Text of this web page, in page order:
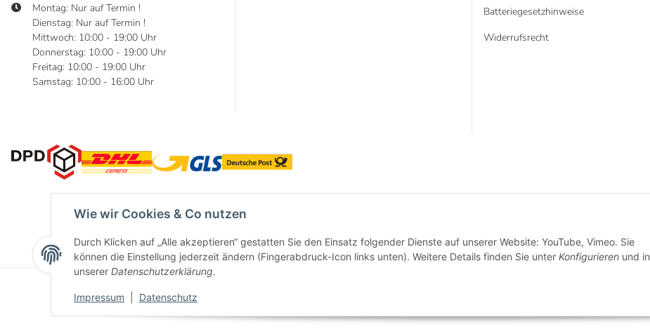
Wie wir Cookies & Co nutzen
Durch Klicken auf „Alle akzeptieren“ gestatten Sie den Einsatz folgender Dienste auf unserer Website: YouTube, Vimeo. Sie
können die Einstellung jederzeit ändern (Fingerabdruck-Icon links unten). Weitere Details finden Sie unter Konfigurieren und in
unserer Datenschutzerklärung.
Impressum Datenschutz
Montag: Nur auf Termin !
Dienstag: Nur auf Termin !
Mittwoch: 10:00 - 19:00 Uhr
Donnerstag: 10:00 - 19:00 Uhr
Freitag: 10:00 - 19:00 Uhr
Samstag: 10:00 - 16:00 Uhr
Batteriegesetzhinweise
Widerrufsrecht
VERTRAG WIDERRUFEN